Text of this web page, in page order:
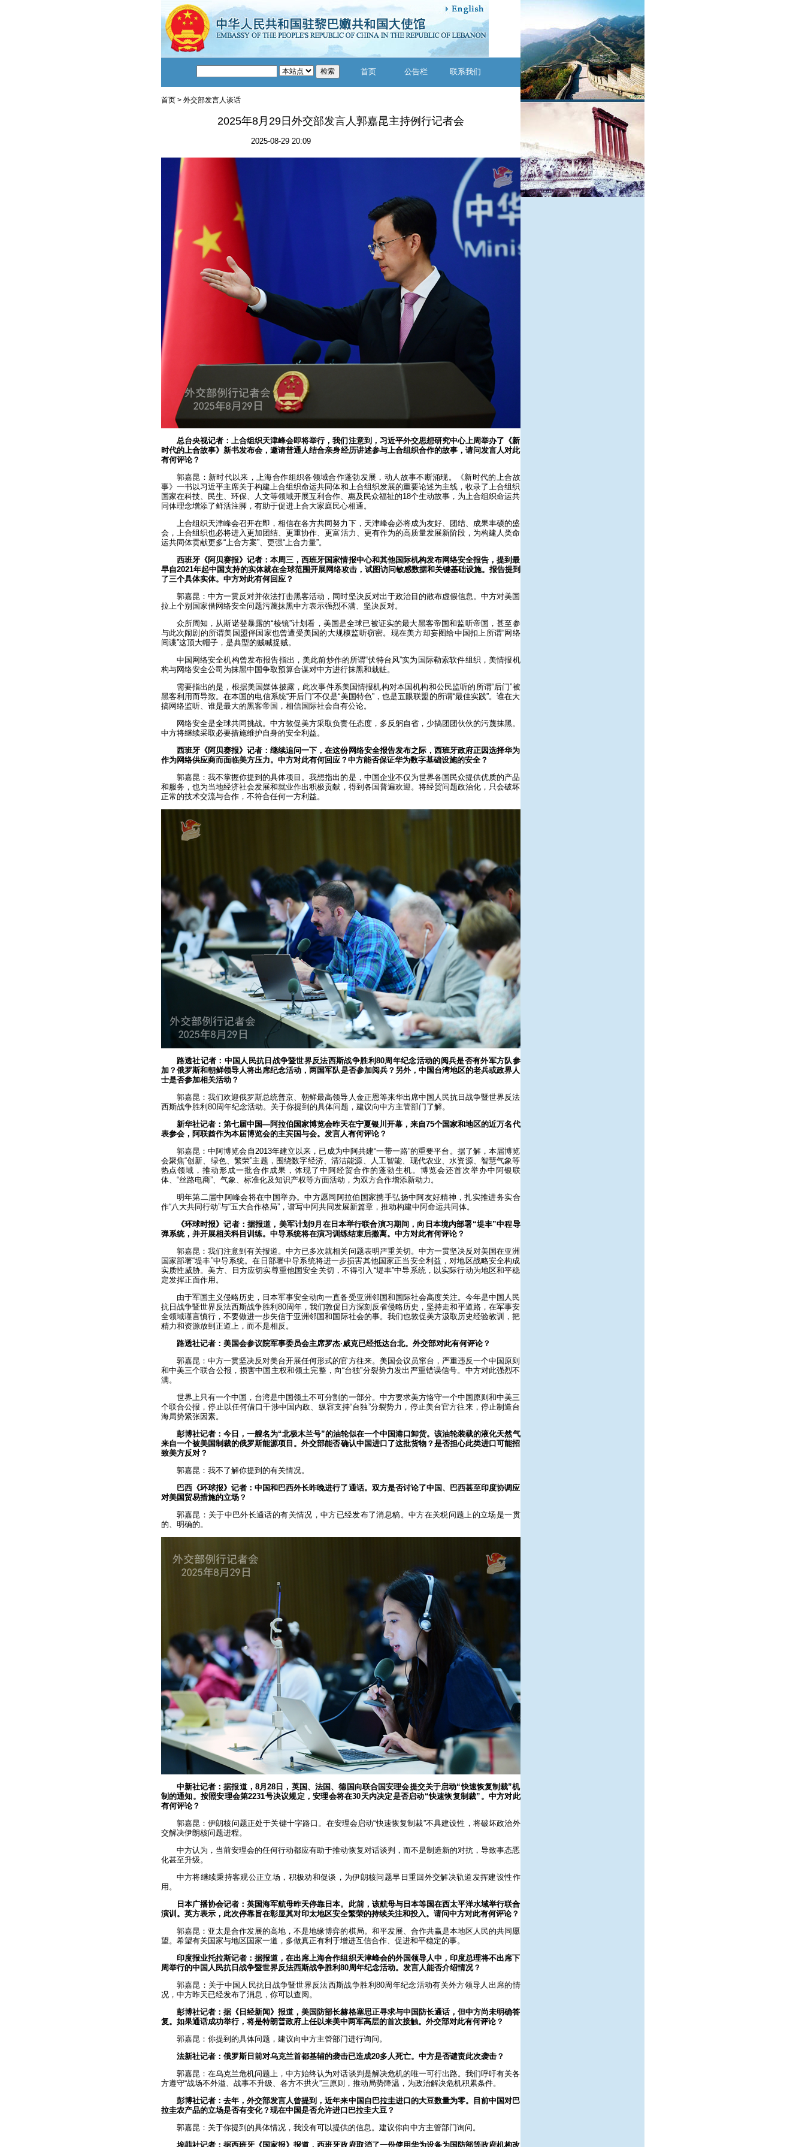
首页 公告栏 联系我们
首页> 外交部发言人谈话
2025年8月29日外交部发言人郭嘉昆主持例行记者会
2025-08-29 20:09
总台央视记者：上合组织天津峰会即将举行，我们注意到，习近平外交思想研究中心上周举办了《新
时代的上合故事》新书发布会，邀请普通人结合亲身经历讲述参与上合组织合作的故事，请问发言人对此
有何评论？
郭嘉昆：新时代以来，上海合作组织各领域合作蓬勃发展，动人故事不断涌现。《新时代的上合故
事》一书以习近平主席关于构建上合组织命运共同体和上合组织发展的重要论述为主线，收录了上合组织
国家在科技、民生、环保、人文等领域开展互利合作、惠及民众福祉的18个生动故事，为上合组织命运共
同体理念增添了鲜活注脚，有助于促进上合大家庭民心相通。
上合组织天津峰会召开在即，相信在各方共同努力下，天津峰会必将成为友好、团结、成果丰硕的盛
会，上合组织也必将进入更加团结、更重协作、更富活力、更有作为的高质量发展新阶段，为构建人类命
运共同体贡献更多“上合方案”、更强“上合力量”。
西班牙《阿贝赛报》记者：本周三，西班牙国家情报中心和其他国际机构发布网络安全报告，提到最
早自2021年起中国支持的实体就在全球范围开展网络攻击，试图访问敏感数据和关键基础设施。报告提到
了三个具体实体。中方对此有何回应？
郭嘉昆：中方一贯反对并依法打击黑客活动，同时坚决反对出于政治目的散布虚假信息。中方对美国
拉上个别国家借网络安全问题污蔑抹黑中方表示强烈不满、坚决反对。
众所周知，从斯诺登暴露的“棱镜”计划看，美国是全球已被证实的最大黑客帝国和监听帝国，甚至参
与此次闹剧的所谓美国盟伴国家也曾遭受美国的大规模监听窃密。现在美方却妄图给中国扣上所谓“网络
间谍”这顶大帽子，是典型的贼喊捉贼。
中国网络安全机构曾发布报告指出，美此前炒作的所谓“伏特台风”实为国际勒索软件组织，美情报机
构与网络安全公司为抹黑中国争取预算合谋对中方进行抹黑和栽赃。
需要指出的是，根据美国媒体披露，此次事件系美国情报机构对本国机构和公民监听的所谓“后门”被
黑客利用而导致。在本国的电信系统“开后门”不仅是“美国特色”，也是五眼联盟的所谓“最佳实践”。谁在大
搞网络监听、谁是最大的黑客帝国，相信国际社会自有公论。
网络安全是全球共同挑战。中方敦促美方采取负责任态度，多反躬自省，少搞团团伙伙的污蔑抹黑。
中方将继续采取必要措施维护自身的安全利益。
西班牙《阿贝赛报》记者：继续追问一下，在这份网络安全报告发布之际，西班牙政府正因选择华为
作为网络供应商而面临美方压力。中方对此有何回应？中方能否保证华为数字基础设施的安全？
郭嘉昆：我不掌握你提到的具体项目。我想指出的是，中国企业不仅为世界各国民众提供优质的产品
和服务，也为当地经济社会发展和就业作出积极贡献，得到各国普遍欢迎。将经贸问题政治化，只会破坏
正常的技术交流与合作，不符合任何一方利益。
路透社记者：中国人民抗日战争暨世界反法西斯战争胜利80周年纪念活动的阅兵是否有外军方队参
加？俄罗斯和朝鲜领导人将出席纪念活动，两国军队是否参加阅兵？另外，中国台湾地区的老兵或政界人
士是否参加相关活动？
郭嘉昆：我们欢迎俄罗斯总统普京、朝鲜最高领导人金正恩等来华出席中国人民抗日战争暨世界反法
西斯战争胜利80周年纪念活动。关于你提到的具体问题，建议向中方主管部门了解。
新华社记者：第七届中国—阿拉伯国家博览会昨天在宁夏银川开幕，来自75个国家和地区的近万名代
表参会，阿联酋作为本届博览会的主宾国与会。发言人有何评论？
郭嘉昆：中阿博览会自2013年建立以来，已成为中阿共建“一带一路”的重要平台。据了解，本届博览
会聚焦“创新、绿色、繁荣”主题，围绕数字经济、清洁能源、人工智能、现代农业、水资源、智慧气象等
热点领域，推动形成一批合作成果，体现了中阿经贸合作的蓬勃生机。博览会还首次举办中阿银联
体、“丝路电商”、气象、标准化及知识产权等方面活动，为双方合作增添新动力。
明年第二届中阿峰会将在中国举办。中方愿同阿拉伯国家携手弘扬中阿友好精神，扎实推进务实合
作“八大共同行动”与“五大合作格局”，谱写中阿共同发展新篇章，推动构建中阿命运共同体。
《环球时报》记者：据报道，美军计划9月在日本举行联合演习期间，向日本境内部署“堤丰”中程导
弹系统，并开展相关科目训练。中导系统将在演习训练结束后撤离。中方对此有何评论？
郭嘉昆：我们注意到有关报道。中方已多次就相关问题表明严重关切。中方一贯坚决反对美国在亚洲
国家部署“堤丰”中导系统。在日部署中导系统将进一步损害其他国家正当安全利益，对地区战略安全构成
实质性威胁。美方、日方应切实尊重他国安全关切，不得引入“堤丰”中导系统，以实际行动为地区和平稳
定发挥正面作用。
由于军国主义侵略历史，日本军事安全动向一直备受亚洲邻国和国际社会高度关注。今年是中国人民
抗日战争暨世界反法西斯战争胜利80周年，我们敦促日方深刻反省侵略历史，坚持走和平道路，在军事安
全领域谨言慎行，不要做进一步失信于亚洲邻国和国际社会的事。我们也敦促美方汲取历史经验教训，把
精力和资源放到正道上，而不是相反。
路透社记者：美国会参议院军事委员会主席罗杰·威克已经抵达台北。外交部对此有何评论？
郭嘉昆：中方一贯坚决反对美台开展任何形式的官方往来。美国会议员窜台，严重违反一个中国原则
和中美三个联合公报，损害中国主权和领土完整，向“台独”分裂势力发出严重错误信号。中方对此强烈不
满。
世界上只有一个中国，台湾是中国领土不可分割的一部分。中方要求美方恪守一个中国原则和中美三
个联合公报，停止以任何借口干涉中国内政、纵容支持“台独”分裂势力，停止美台官方往来，停止制造台
海局势紧张因素。
彭博社记者：今日，一艘名为“北极木兰号”的油轮似在一个中国港口卸货。该油轮装载的液化天然气
来自一个被美国制裁的俄罗斯能源项目。外交部能否确认中国进口了这批货物？是否担心此类进口可能招
致美方反对？
郭嘉昆：我不了解你提到的有关情况。
巴西《环球报》记者：中国和巴西外长昨晚进行了通话。双方是否讨论了中国、巴西甚至印度协调应
对美国贸易措施的立场？
郭嘉昆：关于中巴外长通话的有关情况，中方已经发布了消息稿。中方在关税问题上的立场是一贯
的、明确的。
中新社记者：据报道，8月28日，英国、法国、德国向联合国安理会提交关于启动“快速恢复制裁”机
制的通知。按照安理会第2231号决议规定，安理会将在30天内决定是否启动“快速恢复制裁”。中方对此
有何评论？
郭嘉昆：伊朗核问题正处于关键十字路口。在安理会启动“快速恢复制裁”不具建设性，将破坏政治外
交解决伊朗核问题进程。
中方认为，当前安理会的任何行动都应有助于推动恢复对话谈判，而不是制造新的对抗，导致事态恶
化甚至升级。
中方将继续秉持客观公正立场，积极劝和促谈，为伊朗核问题早日重回外交解决轨道发挥建设性作
用。
日本广播协会记者：英国海军航母昨天停靠日本。此前，该航母与日本等国在西太平洋水域举行联合
演训。英方表示，此次停靠旨在彰显其对印太地区安全繁荣的持续关注和投入。请问中方对此有何评论？
郭嘉昆：亚太是合作发展的高地，不是地缘博弈的棋局。和平发展、合作共赢是本地区人民的共同愿
望。希望有关国家与地区国家一道，多做真正有利于增进互信合作、促进和平稳定的事。
印度报业托拉斯记者：据报道，在出席上海合作组织天津峰会的外国领导人中，印度总理将不出席下
周举行的中国人民抗日战争暨世界反法西斯战争胜利80周年纪念活动。发言人能否介绍情况？
郭嘉昆：关于中国人民抗日战争暨世界反法西斯战争胜利80周年纪念活动有关外方领导人出席的情
况，中方昨天已经发布了消息，你可以查阅。
彭博社记者：据《日经新闻》报道，美国防部长赫格塞思正寻求与中国防长通话，但中方尚未明确答
复。如果通话成功举行，将是特朗普政府上任以来美中两军高层的首次接触。外交部对此有何评论？
郭嘉昆：你提到的具体问题，建议向中方主管部门进行询问。
法新社记者：俄罗斯日前对乌克兰首都基辅的袭击已造成20多人死亡。中方是否谴责此次袭击？
郭嘉昆：在乌克兰危机问题上，中方始终认为对话谈判是解决危机的唯一可行出路。我们呼吁有关各
方遵守“战场不外溢、战事不升级、各方不拱火”三原则，推动局势降温，为政治解决危机积累条件。
彭博社记者：去年，外交部发言人曾提到，近年来中国自巴拉圭进口的大豆数量为零。目前中国对巴
拉圭农产品的立场是否有变化？现在中国是否允许进口巴拉圭大豆？
郭嘉昆：关于你提到的具体情况，我没有可以提供的信息。建议你向中方主管部门询问。
埃菲社记者：据西班牙《国家报》报道，西班牙政府取消了一份使用华为设备为国防部等政府机构改